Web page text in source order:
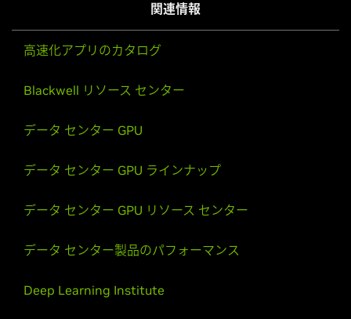
関連情報
高速化アプリのカタログ
Blackwell リソース センター
データ センター GPU
データ センター GPU ラインナップ
データ センター GPU リソース センター
データ センター製品のパフォーマンス
Deep Learning Institute